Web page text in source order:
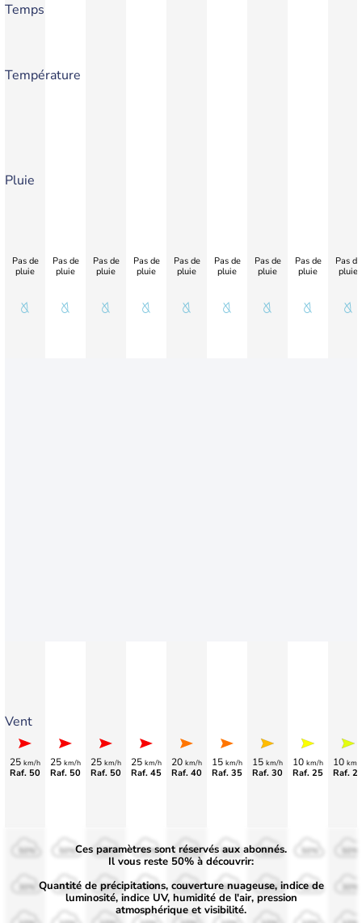
Temps
Température
Pluie
Vent
Pas de
pluie
25 km/h
Raf. 50
Pas de
pluie
25 km/h
Raf. 50
Pas de
pluie
25 km/h
Raf. 50
Pas de
pluie
25 km/h
Raf. 45
Pas de
pluie
20 km/h
Raf. 40
Pas de
pluie
15 km/h
Raf. 35
Pas de
pluie
15 km/h
Raf. 30
Pas de
pluie
10 km/h
Raf. 25
Pas de
pluie
10 km/
Raf.
50%
30%
50%
30%
50%
30%
50%
30%
50%
30%
50%
30%
50%
30%
Ces paramètres sont réservés aux abonnés.
Il vous reste 50% à découvrir:
Quantité de précipitations, couverture nuageuse, indice de
luminosité, indice UV, humidité de l'air, pression
atmosphérique et visibilité.